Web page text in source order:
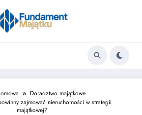
Doradztwo majątkowe
zajmować nieruchomości w strategii
majątkowej?